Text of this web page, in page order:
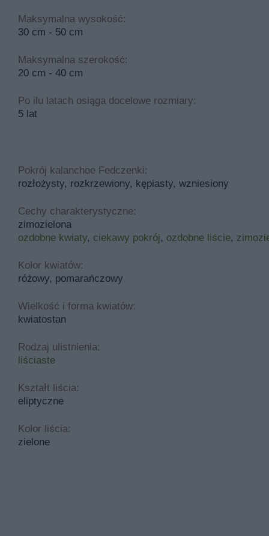
Maksymalna wysokość:
30 cm - 50 cm
Maksymalna szerokość:
20 cm - 40 cm
Po ilu latach osiąga docelowe rozmiary:
5 lat
Pokrój kalanchoe Fedczenki:
rozłożysty, rozkrzewiony, kępiasty, wzniesiony
Cechy charakterystyczne:
zimozielona
ozdobne kwiaty, ciekawy pokrój, ozdobne liście,
Kolor kwiatów:
różowy, pomarańczowy
Wielkość i forma kwiatów:
kwiatostan
Rodzaj ulistnienia:
liściaste
Kształt liścia:
eliptyczne
Kolor liścia:
zielone